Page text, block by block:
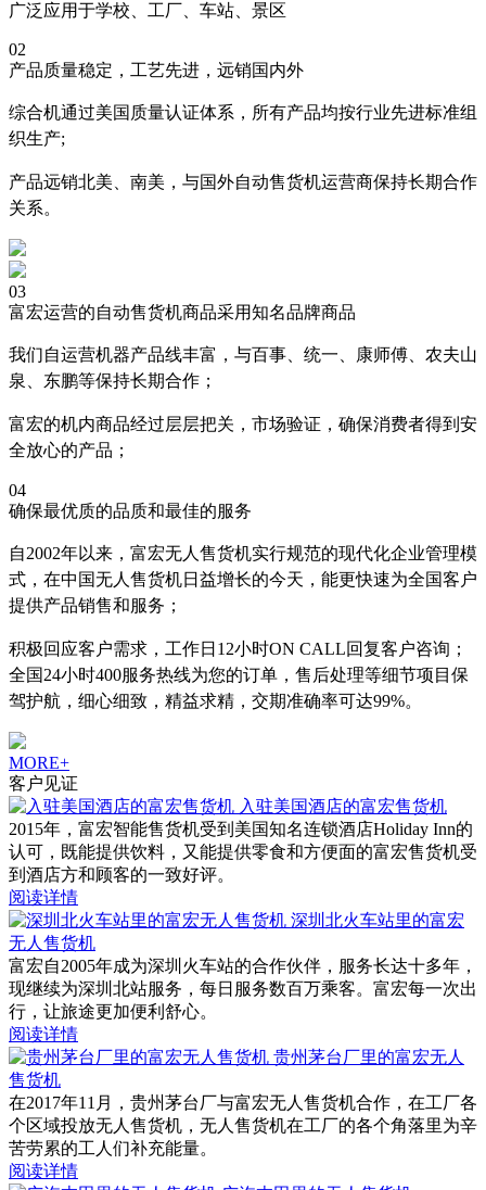
广泛应用于学校、工厂、车站、景区
02
产品质量稳定，工艺先进，远销国内外
综合机通过美国质量认证体系，所有产品均按行业先进标准组
织生产;
产品远销北美、南美，与国外自动售货机运营商保持长期合作
关系。
03
富宏运营的自动售货机商品采用知名品牌商品
我们自运营机器产品线丰富，与百事、统一、康师傅、农夫山
泉、东鹏等保持长期合作；
富宏的机内商品经过层层把关，市场验证，确保消费者得到安
全放心的产品；
04
确保最优质的品质和最佳的服务
自2002年以来，富宏无人售货机实行规范的现代化企业管理模
式，在中国无人售货机日益增长的今天，能更快速为全国客户
提供产品销售和服务；
积极回应客户需求，工作日12小时ON CALL回复客户咨询；
全国24小时400服务热线为您的订单，售后处理等细节项目保
驾护航，细心细致，精益求精，交期准确率可达99%。
MORE+
客户见证
入驻美国酒店的富宏售货机
2015年，富宏智能售货机受到美国知名连锁酒店Holiday Inn的
认可，既能提供饮料，又能提供零食和方便面的富宏售货机受
到酒店方和顾客的一致好评。
阅读详情
深圳北火车站里的富宏
无人售货机
富宏自2005年成为深圳火车站的合作伙伴，服务长达十多年，
现继续为深圳北站服务，每日服务数百万乘客。富宏每一次出
行，让旅途更加便利舒心。
阅读详情
贵州茅台厂里的富宏无人
售货机
在2017年11月，贵州茅台厂与富宏无人售货机合作，在工厂各
个区域投放无人售货机，无人售货机在工厂的各个角落里为辛
苦劳累的工人们补充能量。
阅读详情